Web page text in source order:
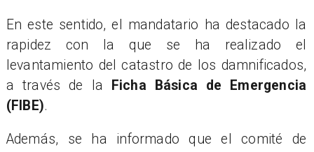
En este sentido, el mandatario ha destacado la
rapidez con la que se ha realizado el
levantamiento del catastro de los damnificados,
a través de la
Ficha Básica de Emergencia
(FIBE).
Además, se ha informado que el comité de